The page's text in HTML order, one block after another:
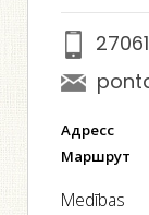
Адресс
Маршрут
Medības